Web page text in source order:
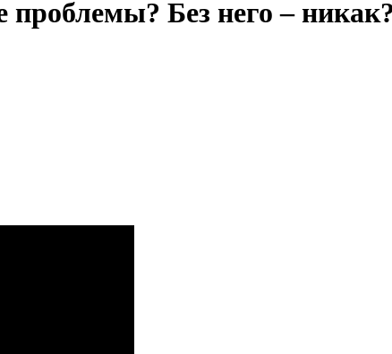
проблемы? Без него – никак?